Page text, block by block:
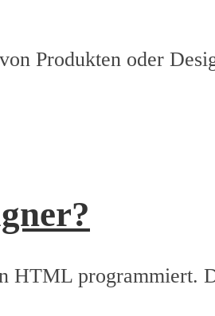
Produkten oder
HTML programmiert.